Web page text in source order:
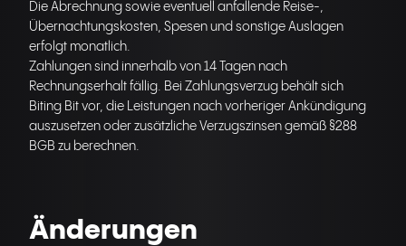
Die Abrechnung sowie eventuell anfallende Reise-,
Übernachtungskosten, Spesen und sonstige Auslagen
erfolgt monatlich.
Zahlungen sind innerhalb von 14 Tagen nach
Rechnungserhalt fällig. Bei Zahlungsverzug behält sich
Biting Bit vor, die Leistungen nach vorheriger Ankündigung
auszusetzen oder zusätzliche Verzugszinsen gemäß §288
BGB zu berechnen.
Änderungen